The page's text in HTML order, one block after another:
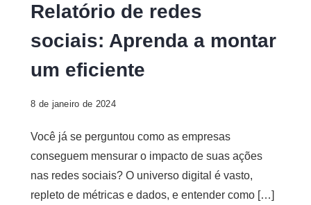
de
redes
Relatório de redes
sociais: Aprenda a montar
um eficiente
8 de janeiro de 2024
Você já se perguntou como as empresas
conseguem mensurar o impacto de suas ações
nas redes sociais? O universo digital é vasto,
repleto de métricas e dados, e entender como […]